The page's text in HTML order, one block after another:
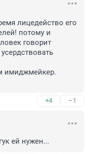
лицедейство его
потому и
говорит
имиджмейкер.
+4 –1
ей нужен...